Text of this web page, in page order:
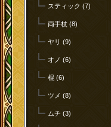
スティック (7)
両手杖 (8)
ヤリ (9)
オノ (6)
棍 (6)
ツメ (8)
ムチ (3)